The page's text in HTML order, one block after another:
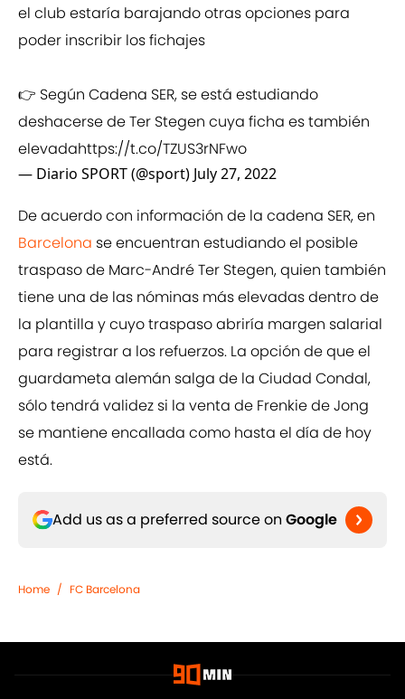
el club estaría barajando otras opciones para
poder inscribir los fichajes
👉 Según Cadena SER, se está estudiando
deshacerse de Ter Stegen cuya ficha es también
elevadahttps://t.co/TZUS3rNFwo
— Diario SPORT (@sport) July 27, 2022
De acuerdo con información de la cadena SER, en
Barcelona se encuentran estudiando el posible
traspaso de Marc-André Ter Stegen, quien también
tiene una de las nóminas más elevadas dentro de
la plantilla y cuyo traspaso abriría margen salarial
para registrar a los refuerzos. La opción de que el
guardameta alemán salga de la Ciudad Condal,
sólo tendrá validez si la venta de Frenkie de Jong
se mantiene encallada como hasta el día de hoy
está.
Add us as a preferred source on Google
Home / FC Barcelona